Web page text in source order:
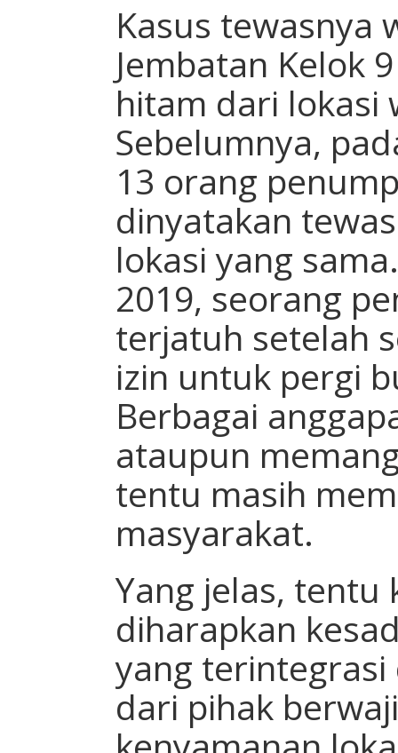
Kasus tewasnya
Jembatan Kelok
hitam dari lokasi
Sebelumnya,
13 orang
dinyatakan
lokasi yang
2019, seorang
terjatuh setelah
izin untuk pergi
Berbagai
ataupun
tentu masih
masyarakat.
Yang jelas, tentu
diharapkan
yang terintegrasi
dari pihak